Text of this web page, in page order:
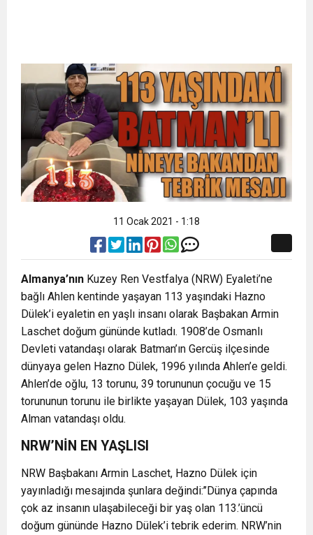
11 Ocak 2021 - 1:18
Almanya’nın Kuzey Ren Vestfalya (NRW) Eyaleti’ne
bağlı Ahlen kentinde yaşayan 113 yaşındaki Hazno
Dülek’i eyaletin en yaşlı insanı olarak Başbakan Armin
Laschet doğum gününde kutladı. 1908’de Osmanlı
Devleti vatandaşı olarak Batman’ın Gercüş ilçesinde
dünyaya gelen Hazno Dülek, 1996 yılında Ahlen’e geldi.
Ahlen’de oğlu, 13 torunu, 39 torununun çocuğu ve 15
torununun torunu ile birlikte yaşayan Dülek, 103 yaşında
Alman vatandaşı oldu.
NRW’NİN EN YAŞLISI
NRW Başbakanı Armin Laschet, Hazno Dülek için
yayınladığı mesajında şunlara değindi:’’Dünya çapında
çok az insanın ulaşabileceği bir yaş olan 113.’üncü
doğum gününde Hazno Dülek’i tebrik ederim. NRW’nin